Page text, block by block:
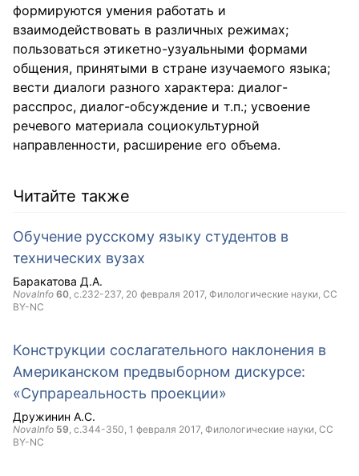
формируются умения работать и
взаимодействовать в различных режимах;
пользоваться этикетно-узуальными формами
общения, принятыми в стране изучаемого языка;
вести диалоги разного характера: диалог-
расспрос, диалог-обсуждение и т.п.; усвоение
речевого материала социокультурной
направленности, расширение его объема.
Читайте также
Обучение русскому языку студентов в
технических вузах
Баракатова Д.А.
NovaInfo 60, с.232-237, 20 февраля 2017, Филологические науки, CC
BY-NC
Конструкции сослагательного наклонения в
Американском предвыборном дискурсе:
«Супрареальность проекции»
Дружинин А.С.
NovaInfo 59, с.344-350, 1 февраля 2017, Филологические науки, CC
BY-NC